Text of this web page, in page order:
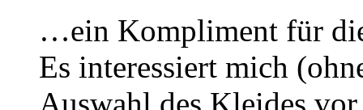
…ein Kompliment für
Es interessiert mich